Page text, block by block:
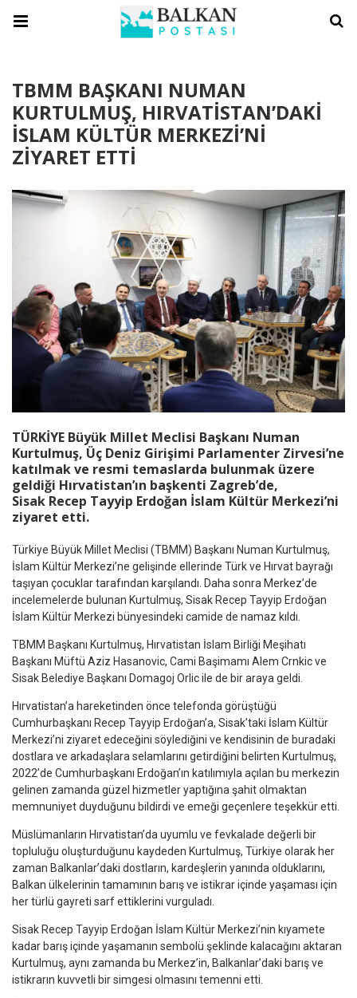
TBMM BAŞKANI NUMAN
KURTULMUŞ, HIRVATİSTAN’DAKİ
İSLAM KÜLTÜR MERKEZİ’Nİ
ZİYARET ETTİ
TÜRKİYE Büyük Millet Meclisi Başkanı Numan
Kurtulmuş, Üç Deniz Girişimi Parlamenter Zirvesi’ne
katılmak ve resmi temaslarda bulunmak üzere
geldiği Hırvatistan’ın başkenti Zagreb’de,
Sisak Recep Tayyip Erdoğan İslam Kültür Merkezi’ni
ziyaret etti.
Türkiye Büyük Millet Meclisi (TBMM) Başkanı Numan Kurtulmuş,
İslam Kültür Merkezi’ne gelişinde ellerinde Türk ve Hırvat bayrağı
taşıyan çocuklar tarafından karşılandı. Daha sonra Merkez’de
incelemelerde bulunan Kurtulmuş, Sisak Recep Tayyip Erdoğan
İslam Kültür Merkezi bünyesindeki camide de namaz kıldı.
TBMM Başkanı Kurtulmuş, Hırvatistan İslam Birliği Meşihatı
Başkanı Müftü Aziz Hasanovic, Cami Başimamı Alem Crnkic ve
Sisak Belediye Başkanı Domagoj Orlic ile de bir araya geldi.
Hırvatistan’a hareketinden önce telefonda görüştüğü
Cumhurbaşkanı Recep Tayyip Erdoğan’a, Sisak’taki İslam Kültür
Merkezi’ni ziyaret edeceğini söylediğini ve kendisinin de buradaki
dostlara ve arkadaşlara selamlarını getirdiğini belirten Kurtulmuş,
2022’de Cumhurbaşkanı Erdoğan’ın katılımıyla açılan bu merkezin
gelinen zamanda güzel hizmetler yaptığına şahit olmaktan
memnuniyet duyduğunu bildirdi ve emeği geçenlere teşekkür etti.
Müslümanların Hırvatistan’da uyumlu ve fevkalade değerli bir
topluluğu oluşturduğunu kaydeden Kurtulmuş, Türkiye olarak her
zaman Balkanlar’daki dostların, kardeşlerin yanında olduklarını,
Balkan ülkelerinin tamamının barış ve istikrar içinde yaşaması için
her türlü gayreti sarf ettiklerini vurguladı.
Sisak Recep Tayyip Erdoğan İslam Kültür Merkezi’nin kıyamete
kadar barış içinde yaşamanın sembolü şeklinde kalacağını aktaran
Kurtulmuş, aynı zamanda bu Merkez’in, Balkanlar’daki barış ve
istikrarın kuvvetli bir simgesi olmasını temenni etti.